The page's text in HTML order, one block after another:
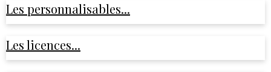
Les personnalisables...
Les licences...